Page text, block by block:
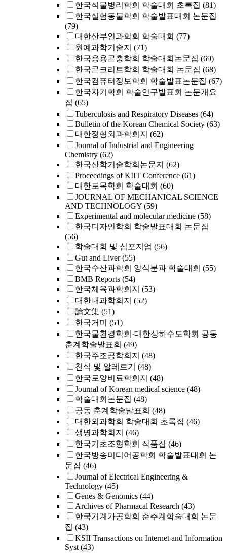
한국식물병리학회 학술대회 초록집 (81)
한국실험동물학회 학술발표대회 논문집
(79)
대한산부인과학회 학술대회 (77)
원예과학기술지 (71)
한국응용곤충학회 학술대회논문집 (69)
한국콘크리트학회 학술대회 논문집 (68)
한국컴퓨터정보학회 학술발표논문집 (67)
한국자기학회 학술연구발표회 논문개요
집 (65)
Tuberculosis and Respiratory Diseases (64)
Bulletin of the Korean Chemical Society (63)
대한정형외과학회지 (62)
Journal of Industrial and Engineering
Chemistry (62)
한국산학기술학회논문지 (62)
Proceedings of KIIT Conference (61)
대한토목학회 학술대회 (60)
JOURNAL OF MECHANICAL SCIENCE
AND TECHNOLOGY (59)
Experimental and molecular medicine (58)
한국디자인학회 학술발표대회 논문집
(56)
학술대회 및 심포지엄 (56)
Gut and Liver (55)
한국수산과학회 양식분과 학술대회 (55)
BMB Reports (54)
한국체육과학회지 (53)
대한내과학회지 (52)
論文集 (51)
한국거미
(51)
한국물환경학회·대한상하수도학회 공동
춘계학술발표회 (49)
한국주조공학회지 (48)
천식 및 알레르기
(48)
한국토양비료학회지 (48)
Journal of Korean medical science (48)
학술대회논문집 (48)
공동 춘계학술발표회 (48)
대한외과학회 학술대회 초록집 (46)
생명과학회지 (46)
한국기초조형학회 작품집 (46)
한국방송미디어공학회 학술발표대회 논
문집 (46)
Journal of Electrical Engineering &
Technology (45)
Genes & Genomics (44)
Archives of Pharmacal Research (43)
한국기계가공학회 춘추계학술대회 논문
집 (43)
KSII Transactions on Internet and Information
Syst (43)